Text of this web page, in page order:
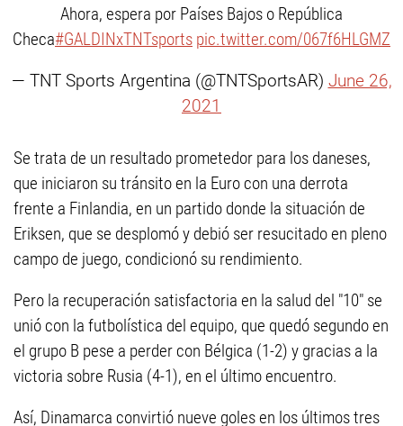
Ahora, espera por Países Bajos o República
Checa#GALDINxTNTsports pic.twitter.com/067f6HLGMZ
— TNT Sports Argentina (@TNTSportsAR) June 26,
2021
Se trata de un resultado prometedor para los daneses,
que iniciaron su tránsito en la Euro con una derrota
frente a Finlandia, en un partido donde la situación de
Eriksen, que se desplomó y debió ser resucitado en pleno
campo de juego, condicionó su rendimiento.
Pero la recuperación satisfactoria en la salud del "10" se
unió con la futbolística del equipo, que quedó segundo en
el grupo B pese a perder con Bélgica (1-2) y gracias a la
victoria sobre Rusia (4-1), en el último encuentro.
Así, Dinamarca convirtió nueve goles en los últimos tres